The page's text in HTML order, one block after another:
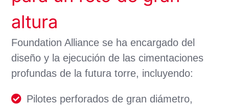
altura
Foundation Alliance se ha encargado del
diseño y la ejecución de las cimentaciones
profundas de la futura torre, incluyendo:
Pilotes perforados de gran diámetro,